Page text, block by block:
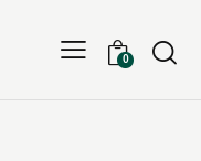
0